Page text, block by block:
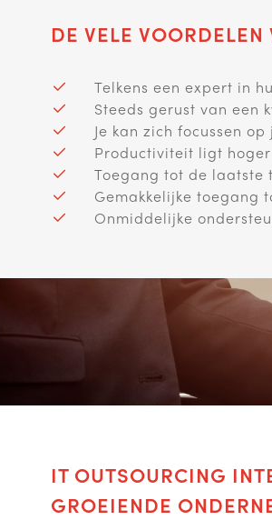
DE VELE
Telkens een expert in
Steeds gerust van een
Je kan zich focussen
Productiviteit ligt hoger
Toegang tot de laatste
Gemakkelijke toegang
Onmiddelijke
IT OUTSOURCING
GROEIENDE